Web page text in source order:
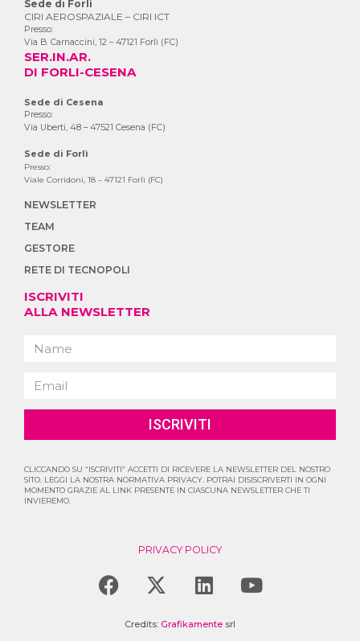
Sede di Forlì
CIRI AEROSPAZIALE – CIRI ICT
Presso:
Via B. Carnaccini, 12 – 47121 Forlì (FC)
SER.IN.AR.
DI FORLI-CESENA
Sede di Cesena
Presso:
Via Uberti, 48 – 47521 Cesena (FC)
Sede di Forlì
Presso:
Viale Corridoni, 18 – 47121 Forlì (FC)
NEWSLETTER
TEAM
GESTORE
RETE DI TECNOPOLI
ISCRIVITI
ALLA NEWSLETTER
ISCRIVITI
CLICCANDO SU “ISCRIVITI” ACCETTI DI RICEVERE LA NEWSLETTER DEL NOSTRO
SITO. LEGGI LA NOSTRA NORMATIVA PRIVACY. POTRAI DISISCRIVERTI IN OGNI
MOMENTO GRAZIE AL LINK PRESENTE IN CIASCUNA NEWSLETTER CHE TI
INVIEREMO.
PRIVACY POLICY
F
a
X
-
w
L
i
k
Y
o
Credits: Grafikamente srl